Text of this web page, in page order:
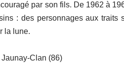
par son fils. De 1962 à
: des personnages aux traits
la lune.
Clan (86)